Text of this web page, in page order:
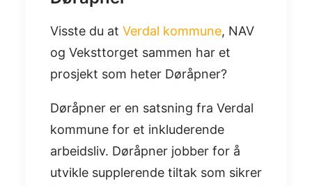
Visste du at Verdal kommune, NAV
og Veksttorget sammen har et
prosjekt som heter Døråpner?
Døråpner er en satsning fra Verdal
kommune for et inkluderende
arbeidsliv. Døråpner jobber for å
utvikle supplerende tiltak som sikrer